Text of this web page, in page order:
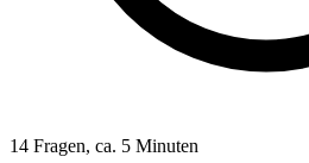
14 Fragen, ca. 5 Minuten